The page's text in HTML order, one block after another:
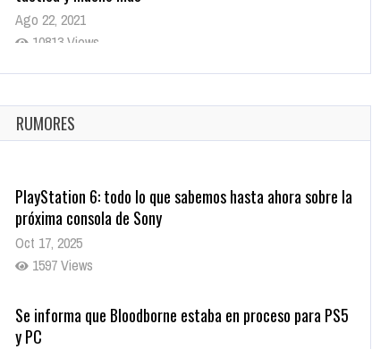
Ago 22, 2021
10813 Views
La configuración de Call of Duty 2021 aparentemente
Ago 8, 2021
9995 Views
RUMORES
PlayStation 6: todo lo que sabemos hasta ahora sobre la
próxima consola de Sony
Oct 17, 2025
1597 Views
Se informa que Bloodborne estaba en proceso para PS5
y PC